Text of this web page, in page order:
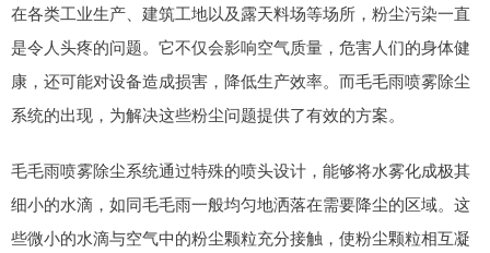
在各类工业生产、建筑工地以及露天料场等场所，粉尘污染一直
是令人头疼的问题。它不仅会影响空气质量，危害人们的身体健
康，还可能对设备造成损害，降低生产效率。而毛毛雨喷雾除尘
系统的出现，为解决这些粉尘问题提供了有效的方案。
毛毛雨喷雾除尘系统通过特殊的喷头设计，能够将水雾化成极其
细小的水滴，如同毛毛雨一般均匀地洒落在需要降尘的区域。这
些微小的水滴与空气中的粉尘颗粒充分接触，使粉尘颗粒相互凝